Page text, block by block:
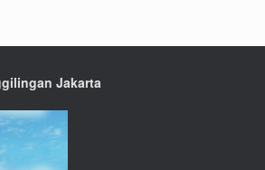
Jakarta